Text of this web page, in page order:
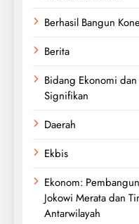
Berhasil Bangun
Berita
Bidang Ekonomi
Signifikan
Daerah
Ekbis
Ekonom:
Jokowi Merata dan
Antarwilayah